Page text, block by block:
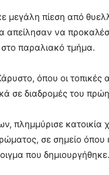
μεγάλη πίεση από
απείλησαν να
παραλιακό τμήμα.
όπου οι τοπικές
σε διαδρομές του
πλημμύρισε
σε σημείο όπου
που δημιουργήθηκε.